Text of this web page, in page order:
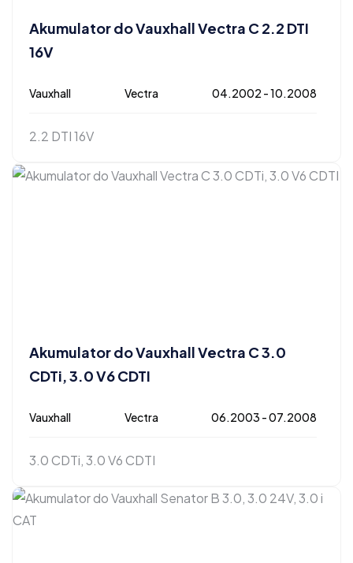
Akumulator do Vauxhall Vectra C 2.2 DTI
16V
Vauxhall Vectra 04.2002 - 10.2008
2.2 DTI 16V
Akumulator do Vauxhall Vectra C 3.0
CDTi, 3.0 V6 CDTI
Vauxhall Vectra 06.2003 - 07.2008
3.0 CDTi, 3.0 V6 CDTI